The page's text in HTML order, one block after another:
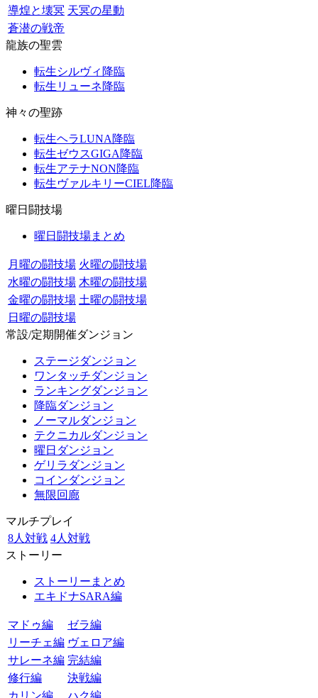
導煌と壊冥 天冥の星動
蒼潜の戦帝
龍族の聖雲
転生シルヴィ降臨
転生リューネ降臨
神々の聖跡
転生ヘラLUNA降臨
転生ゼウスGIGA降臨
転生アテナNON降臨
転生ヴァルキリーCIEL降臨
曜日闘技場
曜日闘技場まとめ
月曜の闘技場 火曜の闘技場
水曜の闘技場 木曜の闘技場
金曜の闘技場 土曜の闘技場
日曜の闘技場
常設/定期開催ダンジョン
ステージダンジョン
ワンタッチダンジョン
ランキングダンジョン
降臨ダンジョン
ノーマルダンジョン
テクニカルダンジョン
曜日ダンジョン
ゲリラダンジョン
コインダンジョン
無限回廊
マルチプレイ
8人対戦 4人対戦
ストーリー
ストーリーまとめ
エキドナSARA編
マドゥ編
ゼラ編
リーチェ編 ヴェロア編
サレーネ編 完結編
修行編
決戦編
カリン編
ハク編